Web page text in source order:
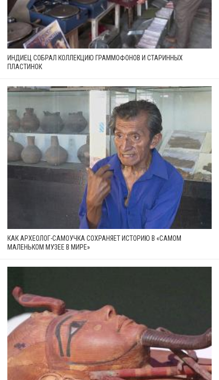
ИНДИЕЦ СОБРАЛ КОЛЛЕКЦИЮ ГРАММОФОНОВ И СТАРИННЫХ
ПЛАСТИНОК
КАК АРХЕОЛОГ-САМОУЧКА СОХРАНЯЕТ ИСТОРИЮ В «САМОМ
МАЛЕНЬКОМ МУЗЕЕ В МИРЕ»